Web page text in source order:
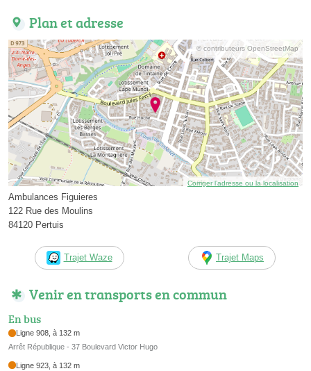
Plan et adresse
© contributeurs OpenStreetMap
Corriger l’adresse ou la localisation
Ambulances Figuieres
122 Rue des Moulins
84120 Pertuis
Trajet Waze Trajet Maps
Venir en transports en commun
En bus
Ligne 908, à 132 m
Arrêt République - 37 Boulevard Victor Hugo
Ligne 923, à 132 m